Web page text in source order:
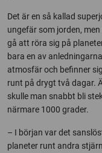
Det är en så kallad
ungefär som jorden,
gå att röra sig på
bara en av
atmosfär och befinner
runt på drygt två dagar.
skulle man snabbt bli
närmare 1000 grader.
– I början var det
planeter runt andra